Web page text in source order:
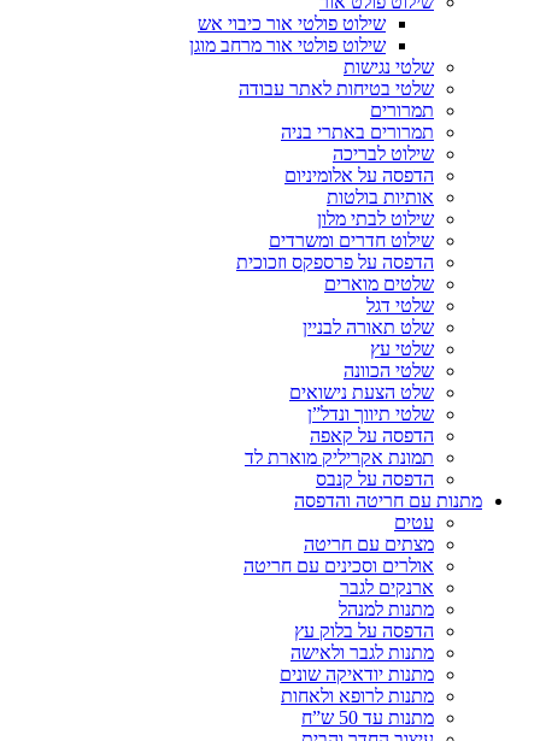
שילוט פולטי אור כיבוי אש
שילוט פולטי אור מרחב מוגן
שלטי נגישות
שלטי בטיחות לאתר עבודה
תמרורים
תמרורים באתרי בניה
שילוט לבריכה
הדפסה על אלומיניום
אותיות בולטות
שילוט לבתי מלון
שילוט חדרים ומשרדים
הדפסה על פרספקס וזכוכית
שלטים מוארים
שלטי דגל
שלט תאורה לבניין
שלטי עץ
שלטי הכוונה
שלט הצעת נישואים
שלטי תיווך ונדל”ן
הדפסה על קאפה
תמונת אקריליק מוארת לד
הדפסה על קנבס
מתנות עם חריטה והדפסה
עטים
מצתים עם חריטה
אולרים וסכינים עם חריטה
ארנקים לגבר
מתנות למנהל
הדפסה על בלוק עץ
מתנות לגבר ולאישה
מתנות יודאיקה שונים
מתנות לרופא ולאחות
מתנות עד 50 ש”ח